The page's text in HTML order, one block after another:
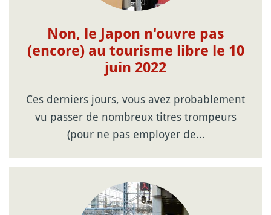
Non, le Japon n'ouvre pas
(encore) au tourisme libre le 10
juin 2022
Ces derniers jours, vous avez probablement
vu passer de nombreux titres trompeurs
(pour ne pas employer de…